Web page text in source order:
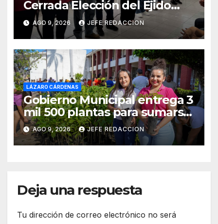
Cerrada Elección del Ejido
Melchor Ocampo en Lázaro
Cárdenas
AGO 9, 2026 JEFE REDACCION
LÁZARO CÁRDENAS
Gobierno Municipal entrega 3
mil 500 plantas para sumarse
a la Jornada Nacional de
Reforestación
AGO 9, 2026 JEFE REDACCION
Deja una respuesta
Tu dirección de correo electrónico no será